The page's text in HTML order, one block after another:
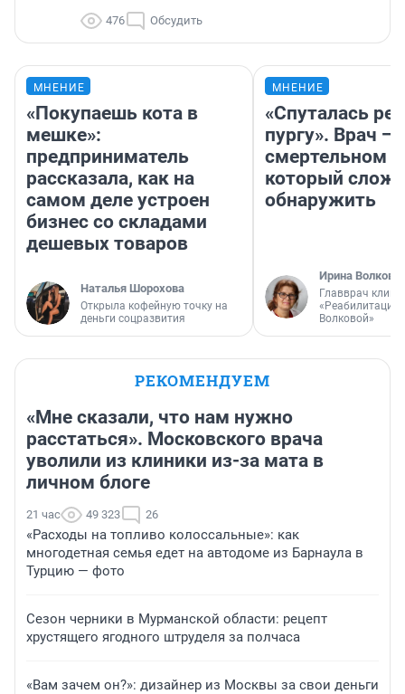
476 Обсудить
МНЕНИЕ
«Покупаешь кота в
мешке»:
предприниматель
рассказала, как на
самом деле устроен
бизнес со складами
дешевых товаров
Наталья Шорохова
Открыла кофейную точку на
деньги соцразвития
МНЕНИЕ
«Спуталась
пургу». Врач —
смертельном
который
обнаружить
Ирина Волкова
Главврач
«Реабилитация
Волковой»
РЕКОМЕНДУЕМ
«Мне сказали, что нам нужно
расстаться». Московского врача
уволили из клиники из-за мата в
личном блоге
21 час 49 323 26
«Расходы на топливо колоссальные»: как
многодетная семья едет на автодоме из Барнаула в
Турцию — фото
Сезон черники в Мурманской области: рецепт
хрустящего ягодного штруделя за полчаса
«Вам зачем он?»: дизайнер из Москвы за свои деньги